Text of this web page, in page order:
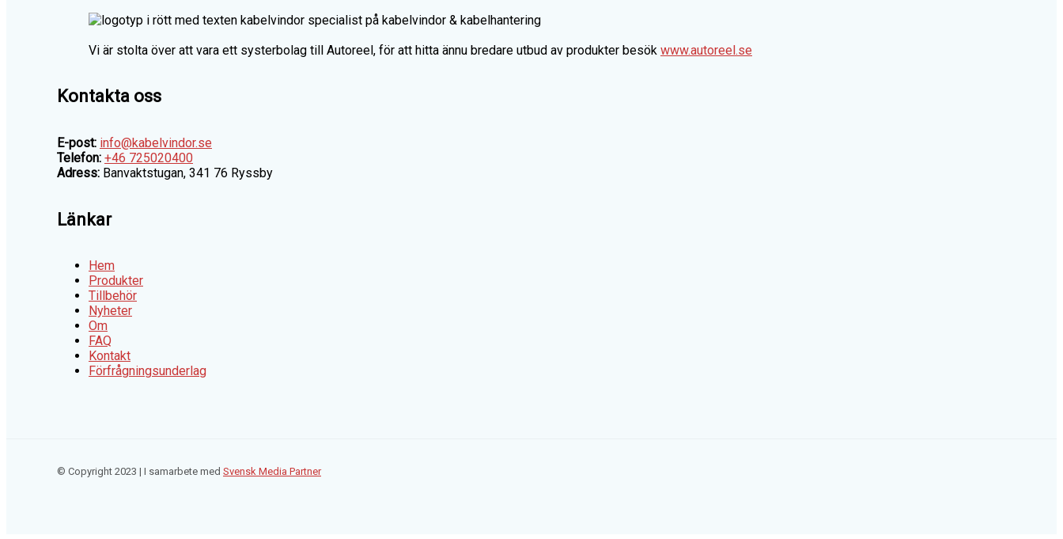
Vi är stolta över att vara ett systerbolag till Autoreel, för att hitta ännu bredare utbud av produkter besök www.autoreel.se
Kontakta oss
E-post: info@kabelvindor.se
Telefon: +46 725020400
Adress: Banvaktstugan, 341 76 Ryssby
Länkar
Hem
Produkter
Tillbehör
Nyheter
Om
FAQ
Kontakt
Förfrågningsunderlag
© Copyright 2023 | I samarbete med Svensk Media Partner